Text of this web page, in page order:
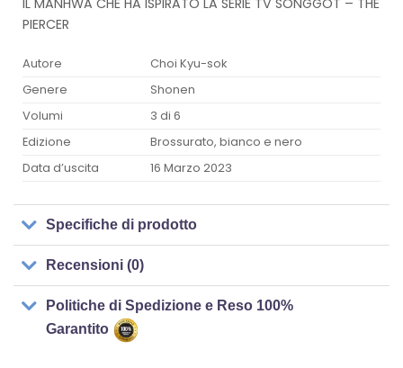
PIERCER
Autore
Choi Kyu-sok
Genere
Shonen
Volumi
3 di 6
Edizione
Brossurato, bianco e nero
Data d’uscita
16 Marzo 2023
Specifiche di prodotto
Recensioni (0)
Politiche di Spedizione e Reso 100%
Garantito